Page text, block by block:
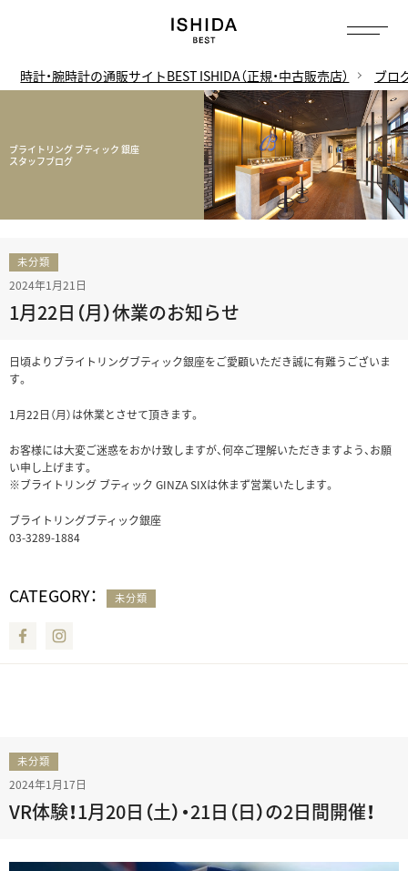
時計・腕時計の通販サイトBEST ISHIDA（正規・中古販売店） ブロ
ブライトリング ブティック 銀座
スタッフブログ
未分類
2024年1月21日
1月22日（月）休業のお知らせ
日頃よりブライトリングブティック銀座をご愛顧いただき誠に有難うございま
す。
1月22日（月）は休業とさせて頂きます。
お客様には大変ご迷惑をおかけ致しますが、何卒ご理解いただきますよう、お願
い申し上げます。
※ブライトリング ブティック GINZA SIXは休まず営業いたします。
ブライトリングブティック銀座
03-3289-1884
CATEGORY： 未分類
Facebook
未分類
2024年1月17日
VR体験！1月20日（土）・21日（日）の2日間開催！